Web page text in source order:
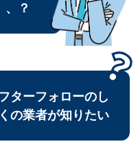
、？
ターフォローのし
の業者が知りたい